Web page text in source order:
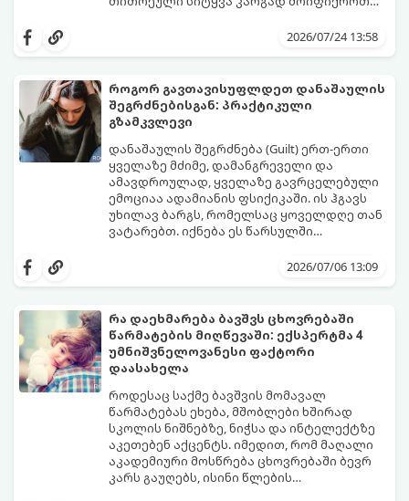
მოაცილოს და მოუთმენლად ელოდოს
წესი:
2026/07/24 13:58
როგორ გავთავისუფლდეთ დანაშაულის
შეგრძნებისგან: პრაქტიკული
გზამკვლევი
დანაშაულის შეგრძნება (Guilt) ერთ-ერთი
ყველაზე მძიმე, დამანგრეველი და
ამავდროულად, ყველაზე გავრცელებული
ემოციაა ადამიანის ფსიქიკაში. ის ჰგავს
უხილავ ბარგს, რომელსაც ყოველდღე თან
ვატარებთ. იქნება ეს წარსულში
ტკენა, ოჯახის წევრებისთვის
გადაჭარბებული მოთხოვნები
-დანაშაულის განცდა შიგნიდან ფიტავს
ადამიანს და ართმევს მას აწმყოთი
ტკბობის უნარს.
დანაშაულის გრძნობას აქვს თავისი
საკუთარი თუ საზოგადოებრივი მორალური
კოდექსი. თუმცა, როდესაც ეს ემოცია
ქრონიკულ ფორმას იღებს, ის ნევროზულ,
ტოქსიკურ სინდრომად იქცევა.
გთავაზობთ პრაქტიკულ, ფსიქოლოგიურ
გზამკვლევს, თუ როგორ დაამუშაოთ
წარსულის შეცდომები და
გათავისუფლდეთ ამ მძიმე ტვირთისგან:
2026/07/06 13:09
რა დაეხმარება ბავშვს ცხოვრებაში
წარმატების მიღწევაში: ექსპერტმა 4
უმნიშვნელოვანესი ფაქტორი
დაასახელა
როდესაც საქმე ბავშვის მომავალ
წარმატებას ეხება, მშობლები ხშირად
სკოლის ნიშნებზე, ნიჭსა და ინტელექტზე
აკეთებენ აქცენტს. იმედით, რომ მაღალი
აკადემიური მოსწრება ცხოვრებაში ბევრ
კარს გაუღებს, ისინი წლების